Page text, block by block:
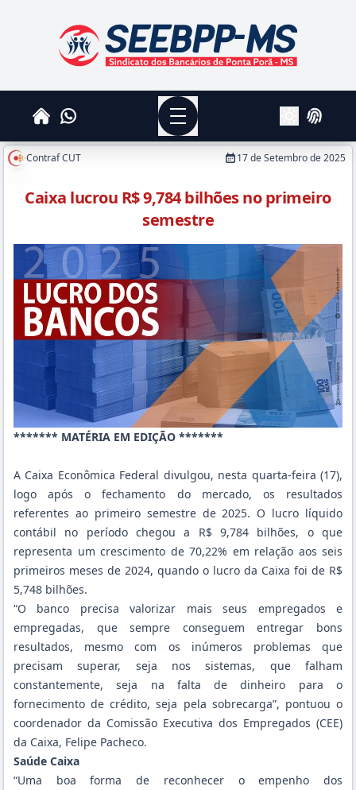
SEEBPPMS - Sindicato dos Bancários de Ponta
HomeWhatsapp
Menu
AlterarLogin
Contraf CUT 17 de Setembro de 2025
Caixa lucrou R$ 9,784 bilhões no primeiro
semestre
******* MATÉRIA EM EDIÇÃO *******
A Caixa Econômica Federal divulgou, nesta quarta-feira (17),
logo após o fechamento do mercado, os resultados
referentes ao primeiro semestre de 2025. O lucro líquido
contábil no período chegou a R$ 9,784 bilhões, o que
representa um crescimento de 70,22% em relação aos seis
primeiros meses de 2024, quando o lucro da Caixa foi de R$
5,748 bilhões.
“O banco precisa valorizar mais seus empregados e
empregadas, que sempre conseguem entregar bons
resultados, mesmo com os inúmeros problemas que
precisam superar, seja nos sistemas, que falham
constantemente, seja na falta de dinheiro para o
fornecimento de crédito, seja pela sobrecarga”, pontuou o
coordenador da Comissão Executiva dos Empregados (CEE)
da Caixa, Felipe Pacheco.
Saúde Caixa
“Uma boa forma de reconhecer o empenho dos